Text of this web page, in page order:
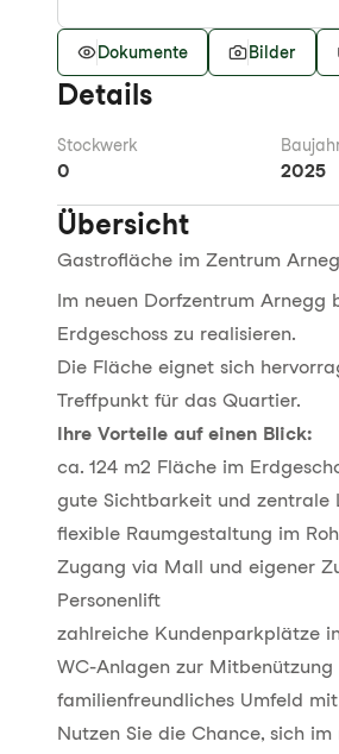
Dokumente Bilder
Details
Stockwerk
0 2025
Übersicht
Gastrofläche im Zentrum
Im neuen Dorfzentrum
Erdgeschoss zu realisieren.
Die Fläche eignet sich
Treffpunkt für das Quartier.
Ihre Vorteile auf einen Blick:
ca. 124 m2 Fläche im
gute Sichtbarkeit und zentrale
flexible Raumgestaltung im
Zugang via Mall und eigener
Personenlift
zahlreiche Kundenparkplätze
WC-Anlagen zur Mitbenützung
familienfreundliches Umfeld
Nutzen Sie die Chance, sich